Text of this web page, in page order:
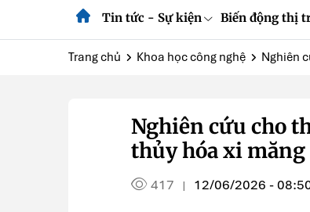
Tin tức - Sự kiện Biến động thị
Trang chủ Khoa học công nghệ Nghiên
Nghiên cứu cho
thủy hóa xi măng
417 | 12/06/2026 -